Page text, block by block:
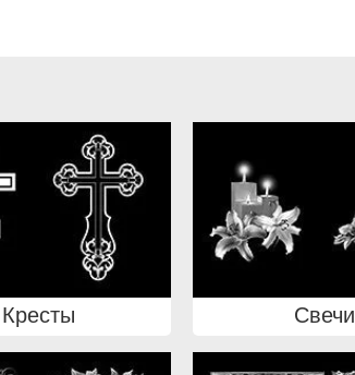
Кресты Свечи